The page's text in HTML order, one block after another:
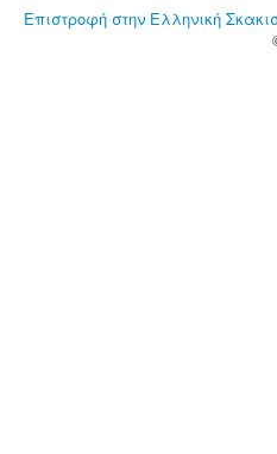
Επιστροφή στην Ελληνική